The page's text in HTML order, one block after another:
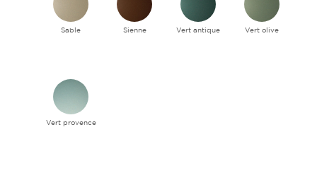
Sable Sienne Vert antique Vert olive
Vert provence